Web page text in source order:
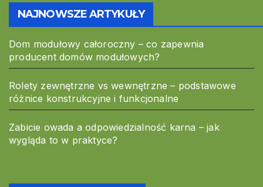
NAJNOWSZE ARTYKUŁY
Dom modułowy całoroczny – co zapewnia
producent domów modułowych?
Rolety zewnętrzne vs wewnętrzne – podstawowe
różnice konstrukcyjne i funkcjonalne
Zabicie owada a odpowiedzialność karna – jak
wygląda to w praktyce?